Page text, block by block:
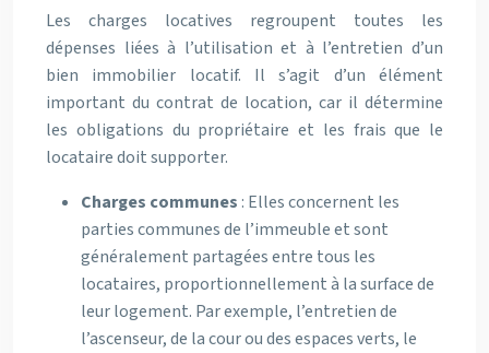
Les charges locatives regroupent toutes les
dépenses liées à l’utilisation et à l’entretien d’un
bien immobilier locatif. Il s’agit d’un élément
important du contrat de location, car il détermine
les obligations du propriétaire et les frais que le
locataire doit supporter.
Charges communes : Elles concernent les
parties communes de l’immeuble et sont
généralement partagées entre tous les
locataires, proportionnellement à la surface de
leur logement. Par exemple, l’entretien de
l’ascenseur, de la cour ou des espaces verts, le